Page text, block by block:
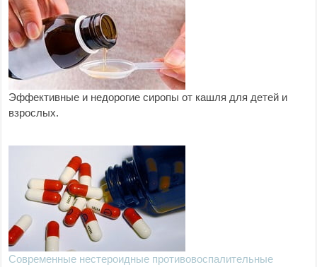
Эффективные и недорогие сиропы от кашля для детей и
взрослых.
Современные нестероидные противовоспалительные